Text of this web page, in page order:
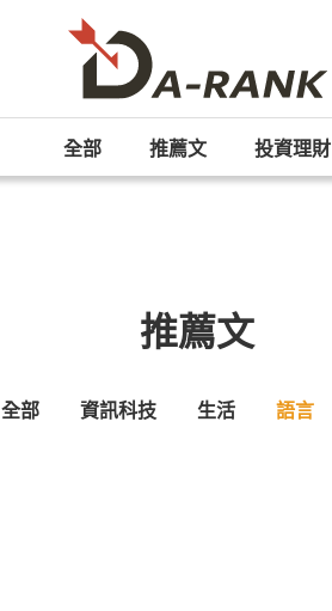
全部 推薦文 投資理財
推薦文
全部 資訊科技 生活 語言